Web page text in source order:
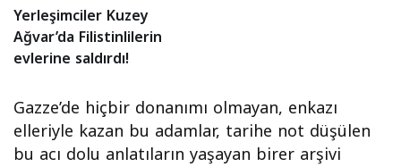
Yerleşimciler Kuzey
Ağvar’da Filistinlilerin
evlerine saldırdı!
Gazze’de hiçbir donanımı olmayan, enkazı
elleriyle kazan bu adamlar, tarihe not düşülen
bu acı dolu anlatıların yaşayan birer arşivi